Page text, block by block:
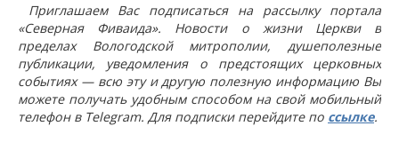
Приглашаем Вас подписаться на рассылку портала
«Северная Фиваида». Новости о жизни Церкви в
пределах Вологодской митрополии, душеполезные
публикации, уведомления о предстоящих церковных
событиях — всю эту и другую полезную информацию Вы
можете получать удобным способом на свой мобильный
телефон в Telegram. Для подписки перейдите по ссылке.